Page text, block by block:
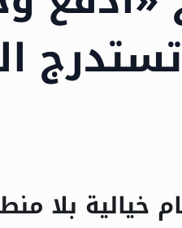
خيالية بلا